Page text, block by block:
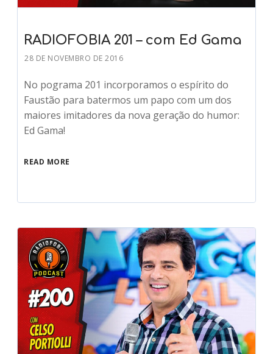
RADIOFOBIA 201 – com Ed Gama
28 DE NOVEMBRO DE 2016
No pograma 201 incorporamos o espírito do
Faustão para batermos um papo com um dos
maiores imitadores da nova geração do humor:
Ed Gama!
READ MORE